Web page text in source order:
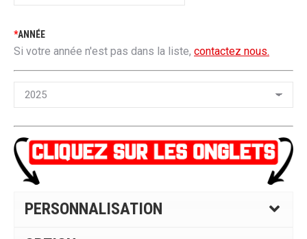
*ANNÉE
Si votre année n'est pas dans la liste, contactez nous.
PERSONNALISATION